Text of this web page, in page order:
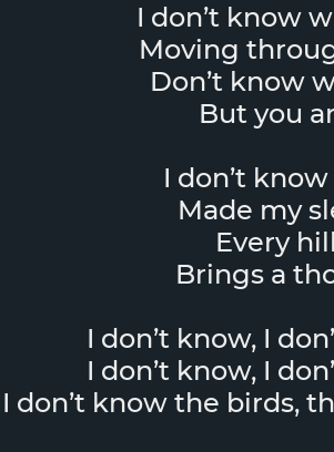
I don’t know
Moving
Don’t know
But you
I don’t
Made my
Every
Brings a
I don’t know, I
I don’t know, I
I don’t know the birds,